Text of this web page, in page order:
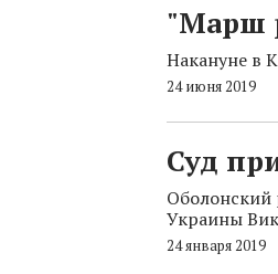
"Марш
Накануне в
24 июня 2019
Суд
Оболонский
Украины
24 января 2019